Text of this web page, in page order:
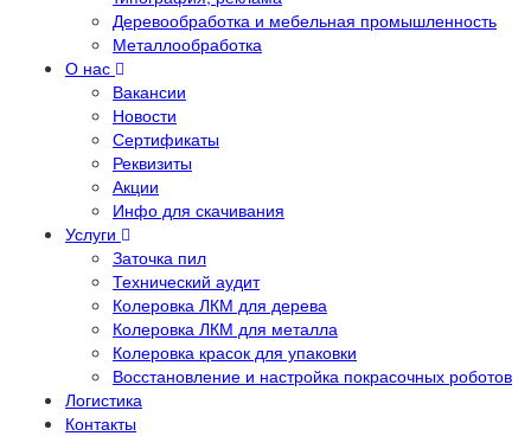
Деревообработка и мебельная промышленность
Металлообработка
О нас
Вакансии
Новости
Сертификаты
Реквизиты
Акции
Инфо для скачивания
Услуги
Заточка пил
Технический аудит
Колеровка ЛКМ для дерева
Колеровка ЛКМ для металла
Колеровка красок для упаковки
Восстановление и настройка покрасочных роботов
Логистика
Контакты